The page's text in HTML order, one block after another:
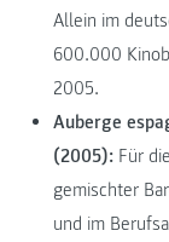
Allein im
600.000
2005.
Auberge
(2005): Für
gemischter
und im